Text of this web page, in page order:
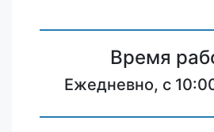
Время
Ежедневно, с